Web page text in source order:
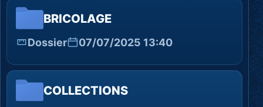
BRICOLAGE
Dossier 07/07/2025 13:40
COLLECTIONS